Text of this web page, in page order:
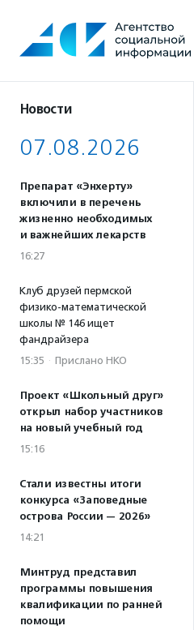
содержанию
Новости
07.08.2026
Препарат «Энхерту»
включили в перечень
жизненно необходимых
и важнейших лекарств
16:27
Клуб друзей пермской
физико-математической
школы № 146 ищет
фандрайзера
15:35 · Прислано НКО
Проект «Школьный друг»
открыл набор участников
на новый учебный год
15:16
Стали известны итоги
конкурса «Заповедные
острова России — 2026»
14:21
Минтруд представил
программы повышения
квалификации по ранней
помощи